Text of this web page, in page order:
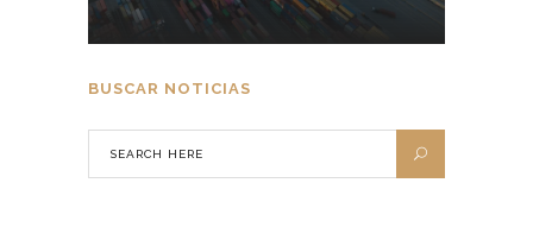
BUSCAR NOTICIAS